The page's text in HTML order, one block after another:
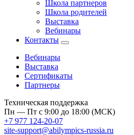
Школа партнеров
Школа родителей
Выставка
Вебинары
Контакты
Вебинары
Выставка
Сертификаты
Партнеры
Техническая поддержка
Пн — Пт с 9:00 до 18:00 (МСК)
+7 977 124-20-07
site-support@abilympics-russia.ru